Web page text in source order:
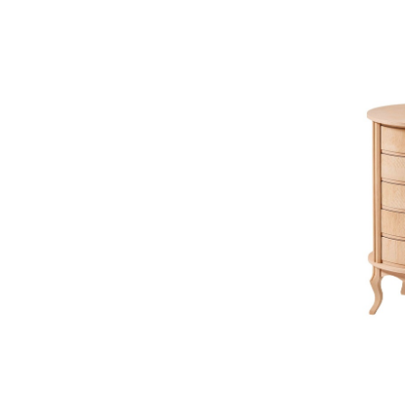
Despre Noi
Suntem
mobilierului.